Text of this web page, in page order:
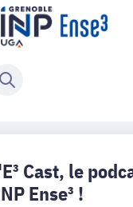
Cast, le
Ense³ !